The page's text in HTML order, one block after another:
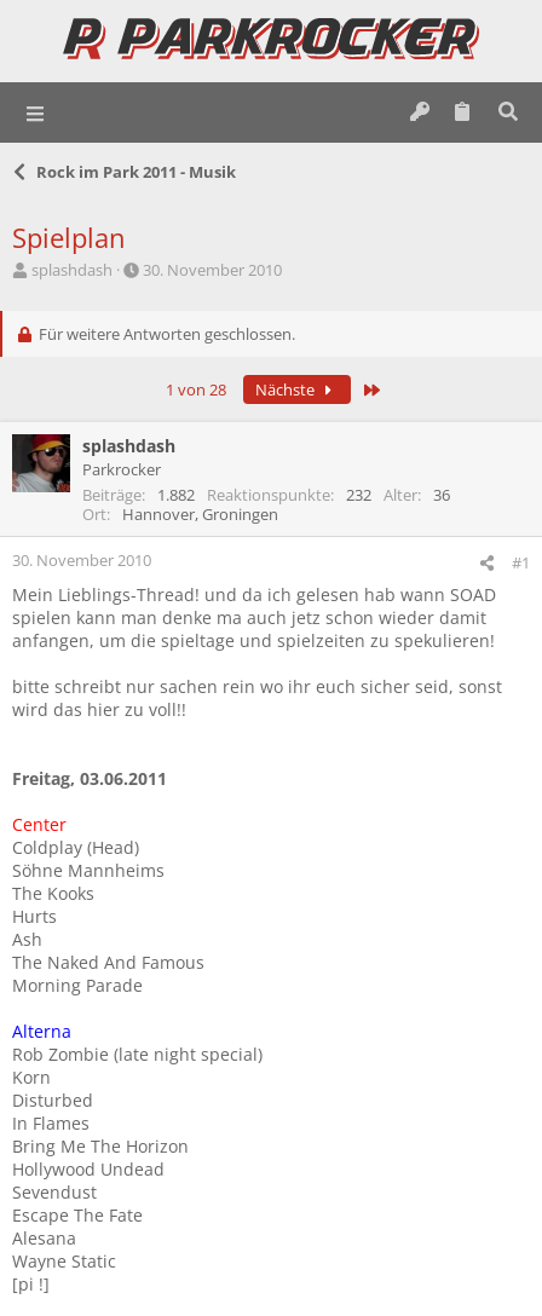
Rock im Park 2011 - Musik
Spielplan
E
t
r
splashdash
E
t
a
m
30. November 2010
Für weitere Antworten geschlossen.
1 von 28 Nächste
splashdash
Parkrocker
Beiträge
1.882 Reaktionspunkte 232 Alter
36
Ort
Hannover, Groningen
30. November 2010 #1
Mein Lieblings-Thread! und da ich gelesen hab wann SOAD
spielen kann man denke ma auch jetz schon wieder damit
anfangen, um die spieltage und spielzeiten zu spekulieren!
bitte schreibt nur sachen rein wo ihr euch sicher seid, sonst
wird das hier zu voll!!
Freitag, 03.06.2011
Center
Coldplay (Head)
Söhne Mannheims
The Kooks
Hurts
Ash
The Naked And Famous
Morning Parade
Alterna
Rob Zombie (late night special)
Korn
Disturbed
In Flames
Bring Me The Horizon
Hollywood Undead
Sevendust
Escape The Fate
Alesana
Wayne Static
[pi !]